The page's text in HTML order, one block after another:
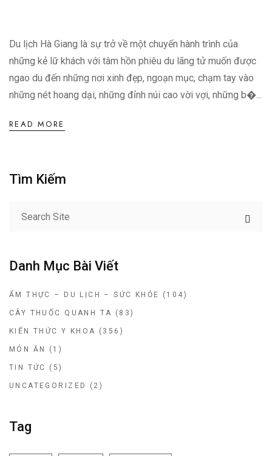
Du lịch Hà Giang là sự trở về một chuyến hành trình của
những kẻ lữ khách với tâm hồn phiêu du lãng tử muốn được
ngao du đến những nơi xinh đẹp, ngoạn mục, chạm tay vào
những nét hoang dại, những đỉnh núi cao vời vợi, những b�...
READ MORE
Tìm Kiếm
Danh Mục Bài Viết
ẨM THỰC – DU LỊCH – SỨC KHỎE (104)
CÂY THUỐC QUANH TA (83)
KIẾN THỨC Y KHOA (356)
MÓN ĂN (1)
TIN TỨC (5)
UNCATEGORIZED (2)
Tag